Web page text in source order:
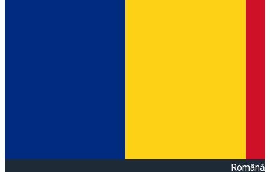
Română